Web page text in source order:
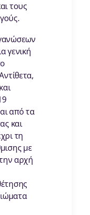
τους
γενική
από τα
και
τη
με
αρχή